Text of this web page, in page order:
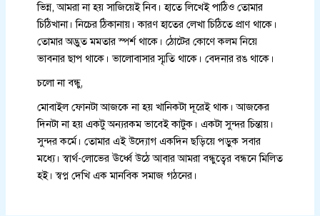
ভিন্ন, আমরা না হয় সাজিয়েই নিব। হাতে লিখেই পাঠিও তোমার
চিঠিখানা। নিচের ঠিকানায়। কারণ হাতের লেখা চিঠিতে প্রাণ থাকে।
তোমার অদ্ভুত মমতার স্পর্শ থাকে। ঠোটের কোণে কলম নিয়ে
ভাবনার ছাপ থাকে। ভালোবাসার স্মৃতি থাকে। বেদনার রঙ থাকে।
চলো না বন্ধু,
মোবাইল ফোনটা আজকে না হয় খানিকটা দূরেই থাক। আজকের
দিনটা না হয় একটু অন্যরকম ভাবেই কাটুক। একটা সুন্দর চিন্তায়।
সুন্দর কর্মে। তোমার এই উদ্যোগ একদিন ছড়িয়ে পড়ুক সবার
মধ্যে। স্বার্থ-লোভের ঊর্ধ্বে উঠে আবার আমরা বন্ধুত্বের বন্ধনে মিলিত
হই। স্বপ্ন দেখি এক মানবিক সমাজ গঠনের।